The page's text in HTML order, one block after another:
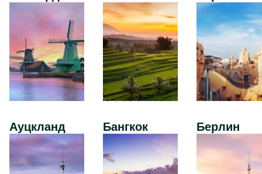
Ауцкланд Бангкок Берлин